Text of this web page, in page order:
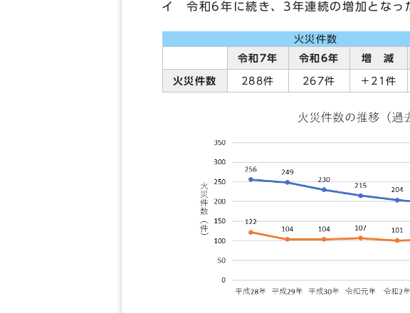
イ 令和6年に続き、3年連続の増加となっ
火災件数
令和7年
令和6年 増 減
火災件数 288件 267件 ＋21件